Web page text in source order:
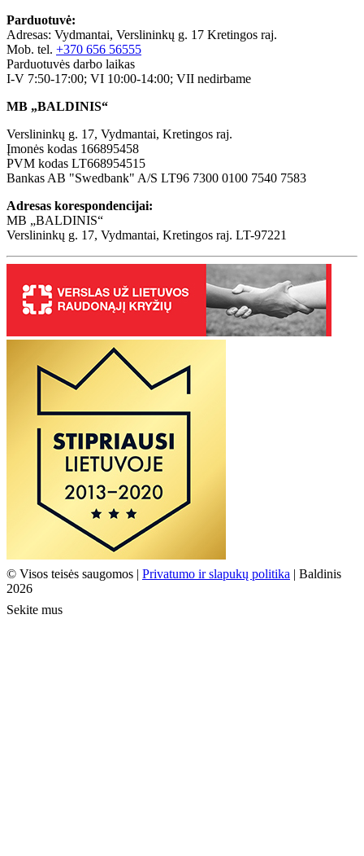
Parduotuvė:
Adresas: Vydmantai, Verslininkų g. 17 Kretingos raj.
Mob. tel. +370 656 56555
Parduotuvės darbo laikas
I-V 7:50-17:00; VI 10:00-14:00; VII nedirbame
MB „BALDINIS“
Verslininkų g. 17, Vydmantai, Kretingos raj.
Įmonės kodas 166895458
PVM kodas LT668954515
Bankas AB "Swedbank" A/S LT96 7300 0100 7540 7583
Adresas korespondencijai:
MB „BALDINIS“
Verslininkų g. 17, Vydmantai, Kretingos raj. LT-97221
© Visos teisės saugomos | Privatumo ir slapukų politika | Baldinis
2026
Sekite mus